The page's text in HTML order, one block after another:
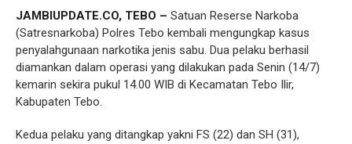
JAMBIUPDATE.CO, TEBO – Satuan Reserse Narkoba
(Satresnarkoba) Polres Tebo kembali mengungkap kasus
penyalahgunaan narkotika jenis sabu. Dua pelaku berhasil
diamankan dalam operasi yang dilakukan pada Senin (14/7)
kemarin sekira pukul 14.00 WIB di Kecamatan Tebo Ilir,
Kabupaten Tebo.
Kedua pelaku yang ditangkap yakni FS (22) dan SH (31),